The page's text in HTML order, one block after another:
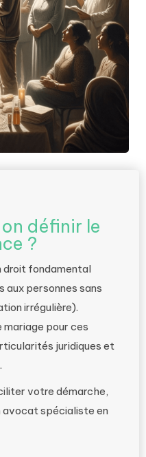
définir le
?
droit fondamental
aux personnes sans
irrégulière).
mariage pour ces
juridiques et
votre démarche,
avocat spécialiste en